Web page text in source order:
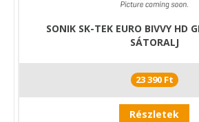
SONIK SK-TEK EURO BIVVY HD
SÁTORALJ
23 390 Ft
Részletek